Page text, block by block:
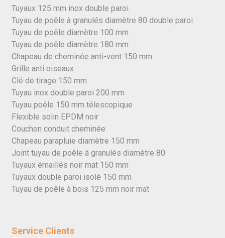
Tuyaux 125 mm inox double paroi
Tuyau de poêle à granulés diamètre 80 double paroi
Tuyau de poêle diamètre 100 mm
Tuyau de poêle diamètre 180 mm
Chapeau de cheminée anti-vent 150 mm
Grille anti oiseaux
Clé de tirage 150 mm
Tuyau inox double paroi 200 mm
Tuyau poêle 150 mm télescopique
Flexible solin EPDM noir
Couchon conduit cheminée
Chapeau parapluie diamètre 150 mm
Joint tuyau de poêle à granulés diamètre 80
Tuyaux émaillés noir mat 150 mm
Tuyaux double paroi isolé 150 mm
Tuyau de poêle à bois 125 mm noir mat
Service Clients